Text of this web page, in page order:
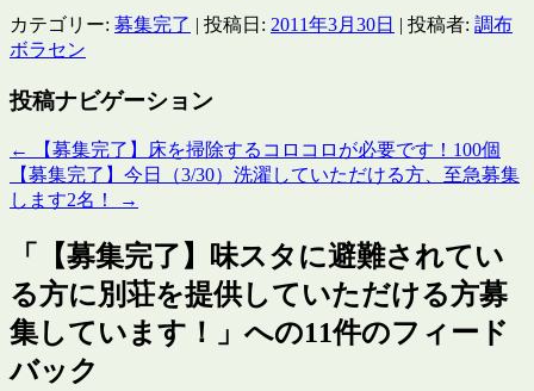
カテゴリー: 募集完了 | 投稿日: 2011年3月30日 | 投稿者: 調布
ボラセン
投稿ナビゲーション
←
【募集完了】床を掃除するコロコロが必要です！100個
【募集完了】今日（3/30）洗濯していただける方、至急募集
します2名！
→
「
【募集完了】味スタに避難されてい
る方に別荘を提供していただける方募
集しています！
」への11件のフィード
バック